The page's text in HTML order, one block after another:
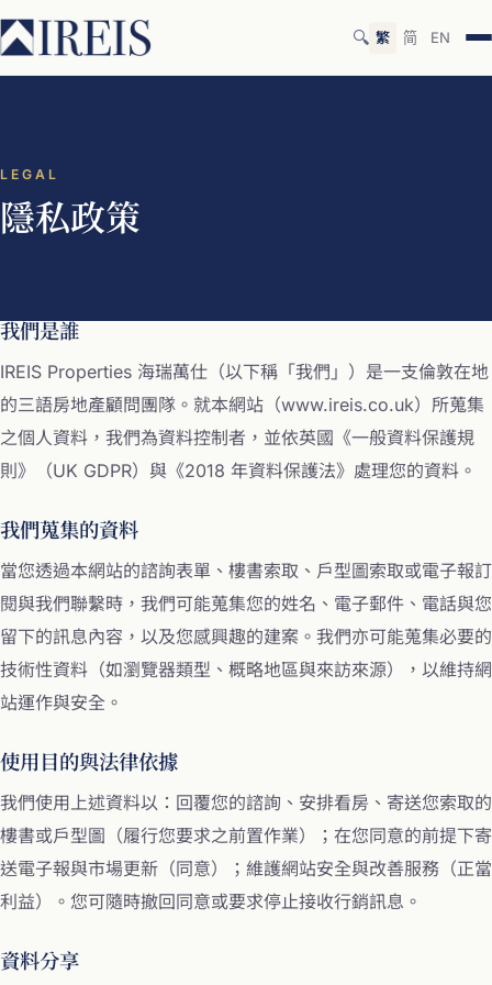
🔍 繁 简 EN
LEGAL
隱私政策
我們是誰
IREIS Properties 海瑞萬仕（以下稱「我們」）是一支倫敦在地
的三語房地產顧問團隊。就本網站（www.ireis.co.uk）所蒐集
之個人資料，我們為資料控制者，並依英國《一般資料保護規
則》（UK GDPR）與《2018 年資料保護法》處理您的資料。
我們蒐集的資料
當您透過本網站的諮詢表單、樓書索取、戶型圖索取或電子報訂
閱與我們聯繫時，我們可能蒐集您的姓名、電子郵件、電話與您
留下的訊息內容，以及您感興趣的建案。我們亦可能蒐集必要的
技術性資料（如瀏覽器類型、概略地區與來訪來源），以維持網
站運作與安全。
使用目的與法律依據
我們使用上述資料以：回覆您的諮詢、安排看房、寄送您索取的
樓書或戶型圖（履行您要求之前置作業）；在您同意的前提下寄
送電子報與市場更新（同意）；維護網站安全與改善服務（正當
利益）。您可隨時撤回同意或要求停止接收行銷訊息。
資料分享